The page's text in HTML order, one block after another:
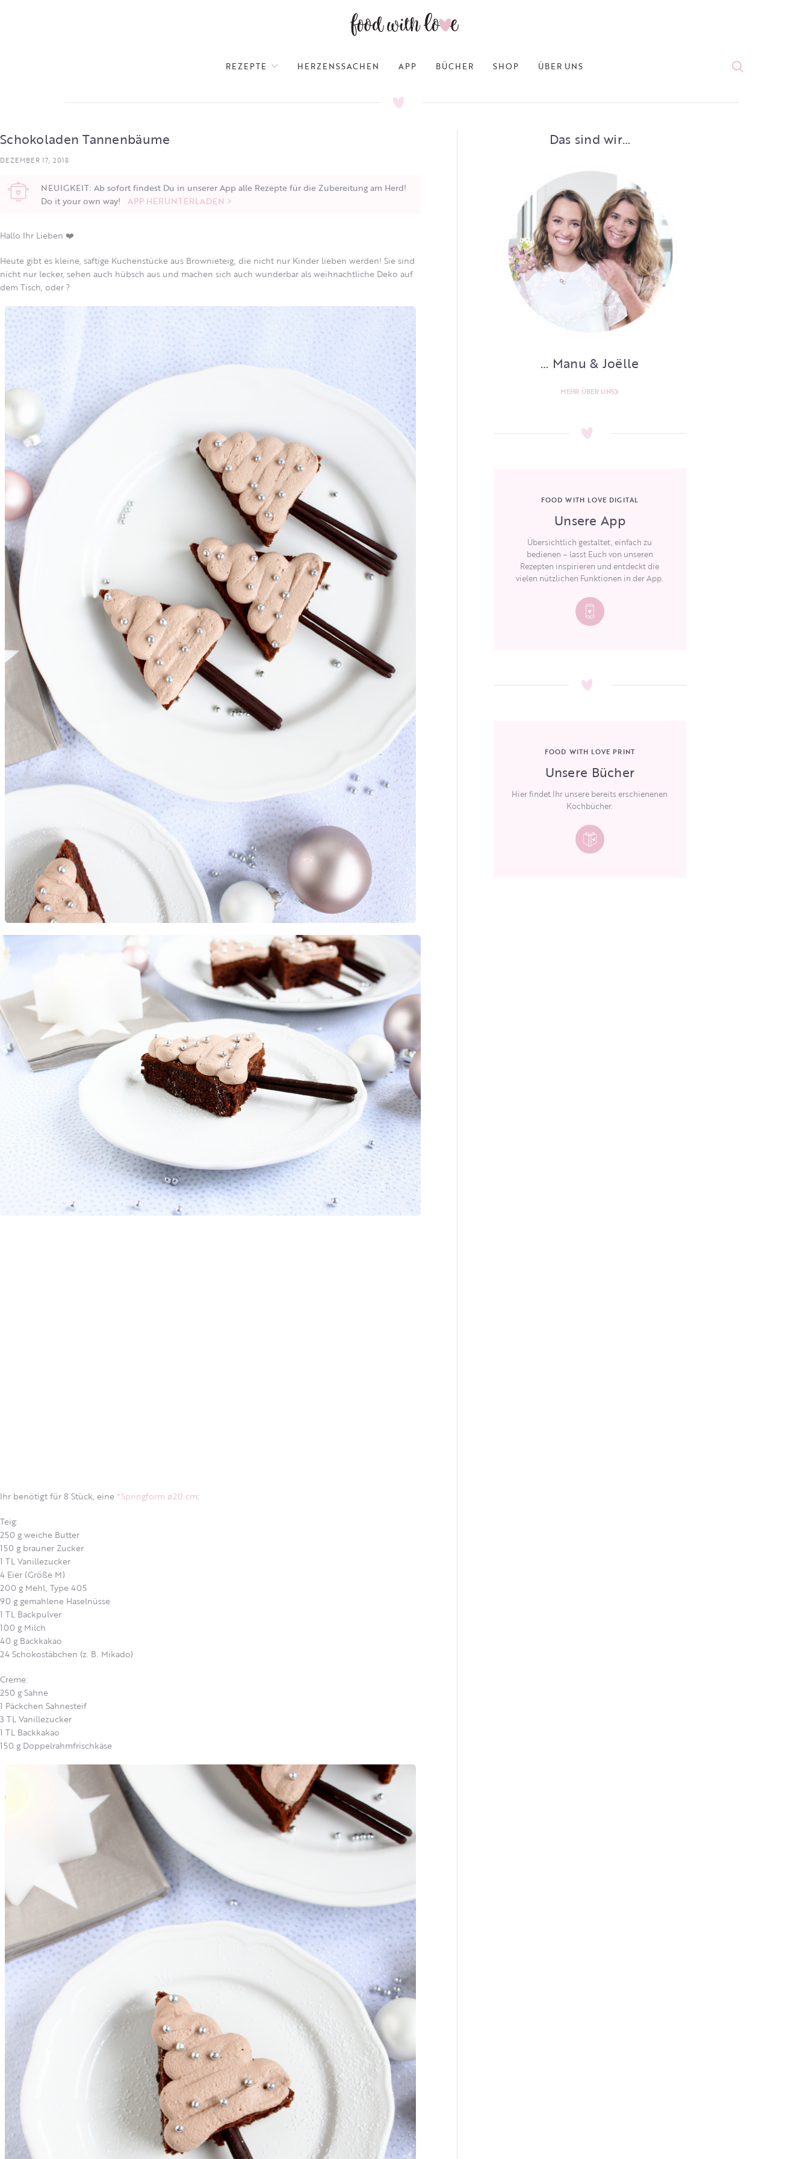
REZEPTE HERZENSSACHEN APP BÜCHER SHOP ÜBER UNS
Schokoladen Tannenbäume
DEZEMBER 17, 2018
NEUIGKEIT: Ab sofort findest Du in unserer App alle Rezepte für die Zubereitung am Herd!
Do it your own way! APP HERUNTERLADEN >
Hallo Ihr Lieben ❤️
Heute gibt es kleine, saftige Kuchenstücke aus Brownieteig, die nicht nur Kinder lieben werden! Sie sind
nicht nur lecker, sehen auch hübsch aus und machen sich auch wunderbar als weihnachtliche Deko auf
dem Tisch, oder ?
Ihr benötigt für 8 Stück, eine *Springform ø20 cm:
Teig:
250 g weiche Butter
150 g brauner Zucker
1 TL Vanillezucker
4 Eier (Größe M)
200 g Mehl, Type 405
90 g gemahlene Haselnüsse
1 TL Backpulver
100 g Milch
40 g Backkakao
24 Schokostäbchen (z. B. Mikado)
Creme:
250 g Sahne
1 Päckchen Sahnesteif
3 TL Vanillezucker
1 TL Backkakao
150 g Doppelrahmfrischkäse
Das sind wir…
… Manu & Joëlle
MEHR ÜBER UNS
FOOD WITH LOVE DIGITAL
Unsere App
Übersichtlich gestaltet, einfach zu
bedienen – lasst Euch von unseren
Rezepten inspirieren und entdeckt die
vielen nützlichen Funktionen in der App.
FOOD WITH LOVE PRINT
Unsere Bücher
Hier findet Ihr unsere bereits erschienenen
Kochbücher.